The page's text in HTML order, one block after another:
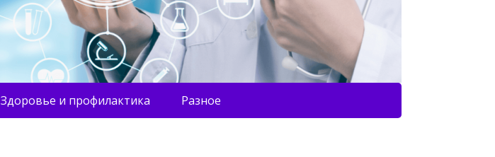
Здоровье и профилактика Разное